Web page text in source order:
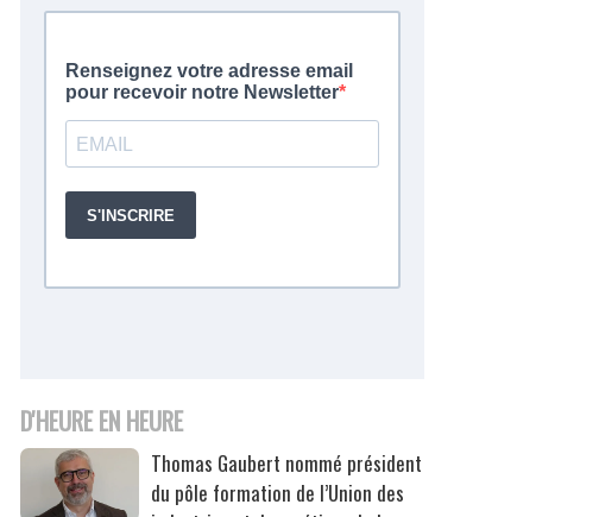
D'HEURE EN HEURE
Thomas Gaubert nommé président
du pôle formation de l’Union des